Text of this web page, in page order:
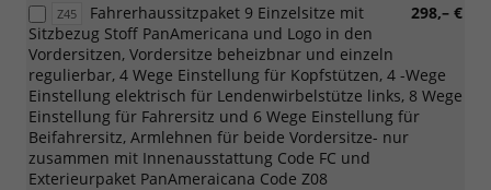
Z45 298,– €
Fahrerhaussitzpaket 9 Einzelsitze mit
Sitzbezug Stoff PanAmericana und Logo in den
Vordersitzen, Vordersitze beheizbnar und einzeln
regulierbar, 4 Wege Einstellung für Kopfstützen, 4 -Wege
Einstellung elektrisch für Lendenwirbelstütze links, 8 Wege
Einstellung für Fahrersitz und 6 Wege Einstellung für
Beifahrersitz, Armlehnen für beide Vordersitze- nur
zusammen mit Innenausstattung Code FC und
Exterieurpaket PanAmeraicana Code Z08